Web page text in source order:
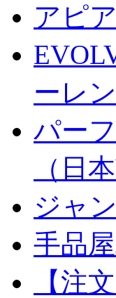
アピ
ーレ
パー
（日
ジャ
手品
【注